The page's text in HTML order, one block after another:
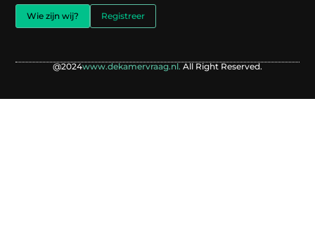
Wie zijn wij? Registreer
@2024www.dekamervraag.nl. All Right Reserved.